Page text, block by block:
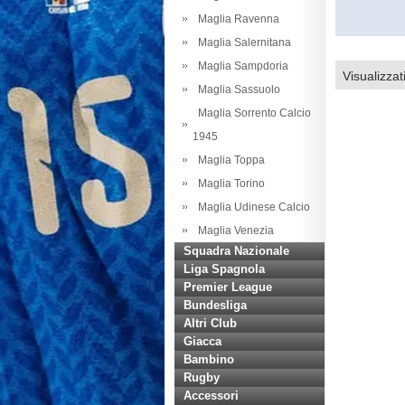
Maglia Ravenna
Maglia Salernitana
Maglia Sampdoria
Maglia Sassuolo
Maglia Sorrento Calcio
1945
Maglia Toppa
Maglia Torino
Maglia Udinese Calcio
Maglia Venezia
Squadra Nazionale
Liga Spagnola
Premier League
Bundesliga
Altri Club
Giacca
Bambino
Rugby
Accessori